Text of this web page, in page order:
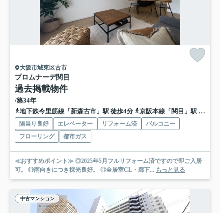
大阪市城東区古市
プロムナーデ関目
過去掲載物件
/築34年
地下鉄今里筋線「新森古市」駅 徒歩4分
京阪本線「関目」駅 徒歩15分
陽当り良好 エレベーター リフォーム済
バルコニー
フローリング
都市ガス
≪おすすめポイント≫ ◎2025年5月フルリフォーム済ですので即ご入居
可。 ◎南向きにつき採光良好。 ◎全居室CL・廊下... もっと見る
中古マンション